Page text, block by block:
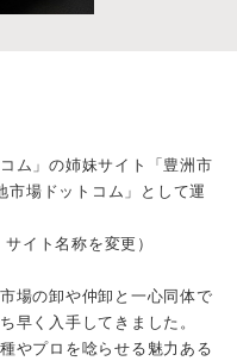
ム 」の姉妹サイト「豊洲市
市場ドットコム」として運
イト名称を変更）
場の卸や仲卸と一心同体で
早く入手してきました。
やプロを唸らせる魅力ある